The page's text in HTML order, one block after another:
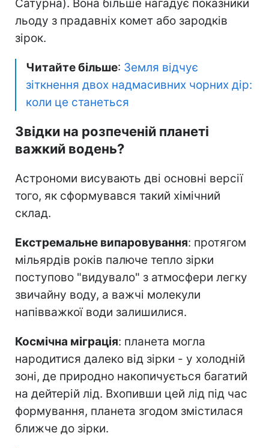
Сатурна). Вона більше нагадує показники
льоду з прадавніх комет або зародків
зірок.
Читайте більше: Земля відчує
зіткнення двох надмасивних чорних дір:
коли це станеться
Звідки на розпеченій планеті
важкий водень?
Астрономи висувають дві основні версії
того, як сформувався такий хімічний
склад.
Екстремальне випаровування: протягом
мільярдів років палюче тепло зірки
поступово "видувало" з атмосфери легку
звичайну воду, а важчі молекули
напівважкої води залишилися.
Космічна міграція: планета могла
народитися далеко від зірки - у холодній
зоні, де природно накопичується багатий
на дейтерій лід. Вхопивши цей лід під час
формування, планета згодом змістилася
ближче до зірки.